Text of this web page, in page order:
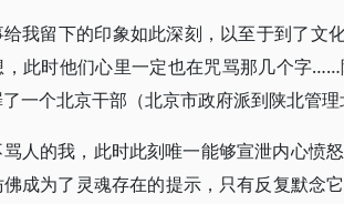
我留下的印象如此深刻，以至于到了文
此时他们心里一定也在咒骂那几个字
一个北京干部（北京市政府派到陕北管
人的我，此时此刻唯一能够宣泄内心愤
成为了灵魂存在的提示，只有反复默念